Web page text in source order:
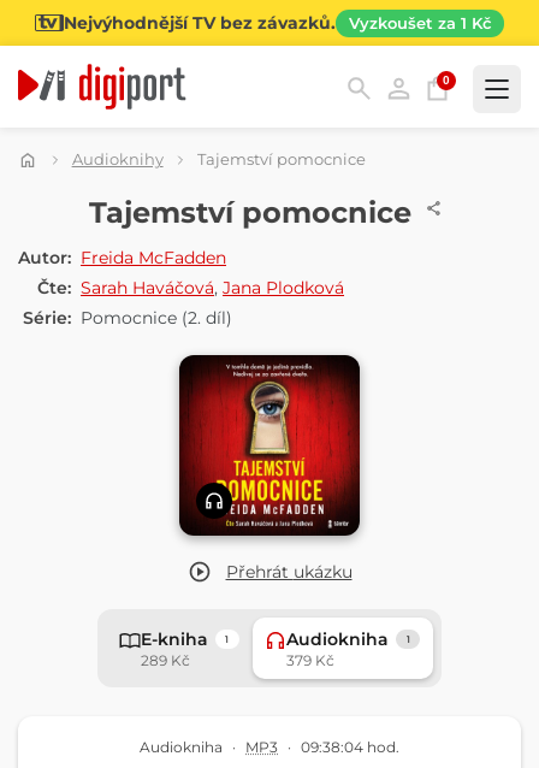
Nejvýhodnější TV bez závazků. Vyzkoušet za 1 Kč
0
Kategorie
Audioknihy Tajemství pomocnice
Přehrát ukázku
AUDIOKNIHATajemství pomocnice
Autor: Freida McFadden
Čte: Sarah Haváčová, Jana Plodková
Série: Pomocnice (2. díl)
E-kniha 1
289 Kč
Audiokniha 1
379 Kč
Audiokniha · MP3 · 09:38:04 hod.